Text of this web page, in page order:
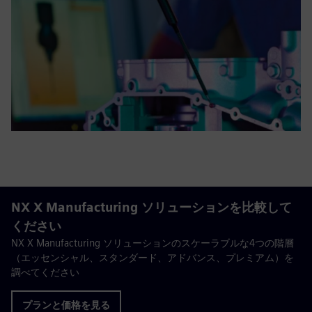
NX X Manufacturing ソリューションを比較して
ください
NX X Manufacturing ソリューションのスケーラブルな4つの階層
（エッセンシャル、スタンダード、アドバンス、プレミアム）を
調べてください
プランと価格を見る